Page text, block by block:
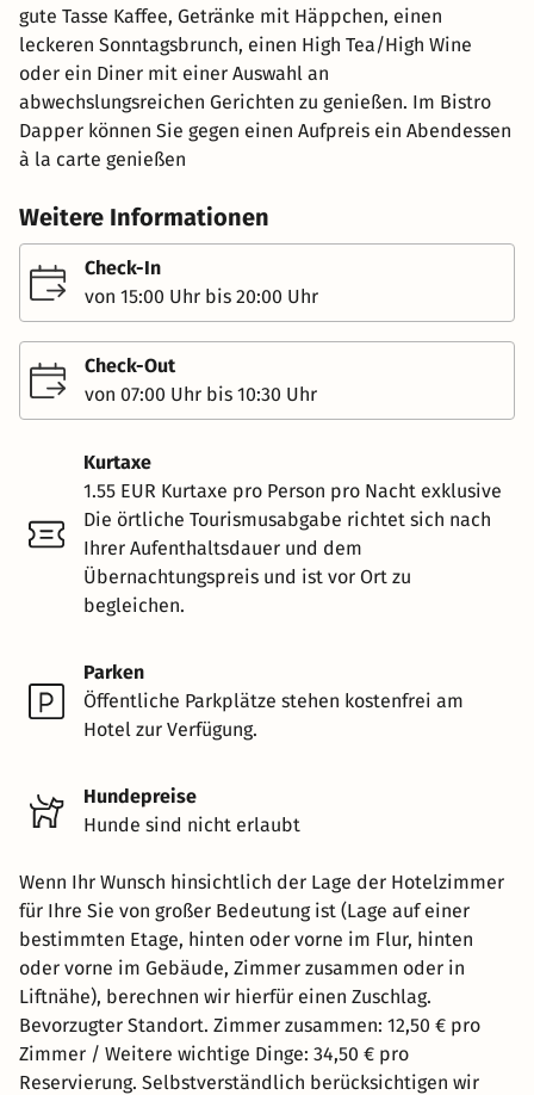
gute Tasse Kaffee, Getränke mit Häppchen, einen
leckeren Sonntagsbrunch, einen High Tea/High Wine
oder ein Diner mit einer Auswahl an
abwechslungsreichen Gerichten zu genießen. Im Bistro
Dapper können Sie gegen einen Aufpreis ein Abendessen
à la carte genießen
Weitere Informationen
Check-In
von 15:00 Uhr bis 20:00 Uhr
Check-Out
von 07:00 Uhr bis 10:30 Uhr
Kurtaxe
1.55 EUR Kurtaxe pro Person pro Nacht exklusive
Die örtliche Tourismusabgabe richtet sich nach
Ihrer Aufenthaltsdauer und dem
Übernachtungspreis und ist vor Ort zu
begleichen.
Parken
Öffentliche Parkplätze stehen kostenfrei am
Hotel zur Verfügung.
Hundepreise
Hunde sind nicht erlaubt
Wenn Ihr Wunsch hinsichtlich der Lage der Hotelzimmer
für Ihre Sie von großer Bedeutung ist (Lage auf einer
bestimmten Etage, hinten oder vorne im Flur, hinten
oder vorne im Gebäude, Zimmer zusammen oder in
Liftnähe), berechnen wir hierfür einen Zuschlag.
Bevorzugter Standort. Zimmer zusammen: 12,50 € pro
Zimmer / Weitere wichtige Dinge: 34,50 € pro
Reservierung. Selbstverständlich berücksichtigen wir